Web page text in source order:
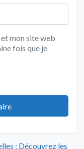
mon site web
fois que je
: Découvrez les